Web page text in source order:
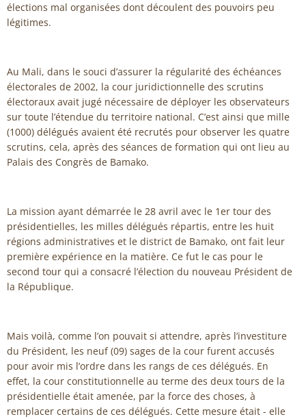
élections mal organisées dont découlent des pouvoirs peu
légitimes.
Au Mali, dans le souci d’assurer la régularité des échéances
électorales de 2002, la cour juridictionnelle des scrutins
électoraux avait jugé nécessaire de déployer les observateurs
sur toute l’étendue du territoire national. C’est ainsi que mille
(1000) délégués avaient été recrutés pour observer les quatre
scrutins, cela, après des séances de formation qui ont lieu au
Palais des Congrès de Bamako.
La mission ayant démarrée le 28 avril avec le 1er tour des
présidentielles, les milles délégués répartis, entre les huit
régions administratives et le district de Bamako, ont fait leur
première expérience en la matière. Ce fut le cas pour le
second tour qui a consacré l’élection du nouveau Président de
la République.
Mais voilà, comme l’on pouvait si attendre, après l’investiture
du Président, les neuf (09) sages de la cour furent accusés
pour avoir mis l’ordre dans les rangs de ces délégués. En
effet, la cour constitutionnelle au terme des deux tours de la
présidentielle était amenée, par la force des choses, à
remplacer certains de ces délégués. Cette mesure était - elle